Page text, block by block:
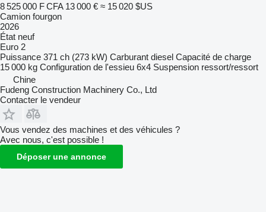
8 525 000 F CFA 13 000 € ≈ 15 020 $US
Camion fourgon
2026
État neuf
Euro 2
Puissance 371 ch (273 kW) Carburant diesel Capacité de charge
15 000 kg Configuration de l'essieu 6x4 Suspension ressort/ressort
Chine
Fudeng Construction Machinery Co., Ltd
Contacter le vendeur
Vous vendez des machines et des véhicules ?
Avec nous, c'est possible !
Déposer une annonce